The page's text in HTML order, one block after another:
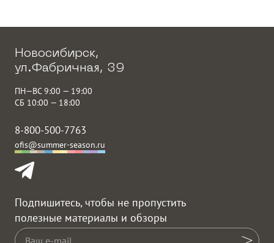
Новосибирск,
ул.Фабричная, 39
ПН—ВС 9:00 — 19:00
СБ 10:00 — 18:00
8-800-500-7763
ofis@summer-season.ru
Подпишитесь, чтобы не пропустить
полезные материалы и обзоры